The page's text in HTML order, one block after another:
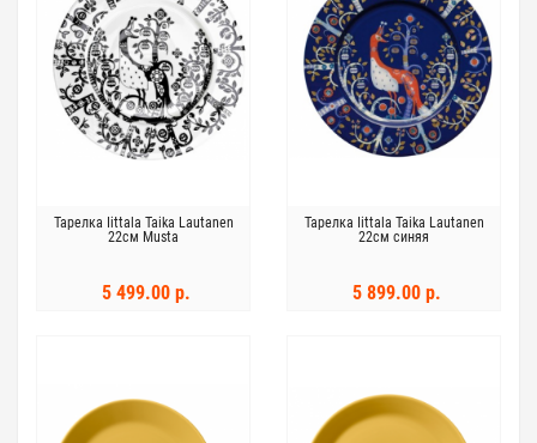
Тарелка Iittala Taika Lautanen
22см Musta
5 499.00 р.
Тарелка Iittala Taika Lautanen
22см синяя
5 899.00 р.